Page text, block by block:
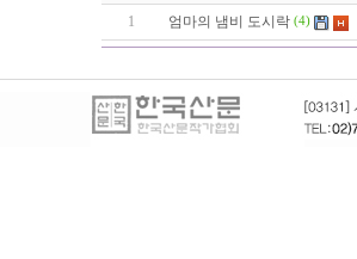
1 엄마의 냄비 도시락 (4)